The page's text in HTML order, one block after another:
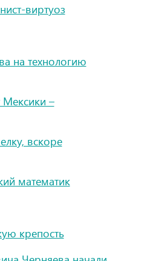
виртуоз
на технологию
–
вскоре
математик
крепость